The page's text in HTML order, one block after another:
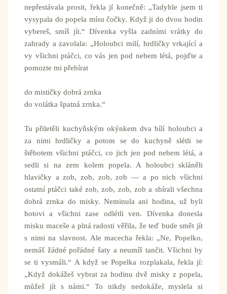
nepřestávala prosit, řekla jí konečně: „Tadyhle jsem ti
vysypala do popela mísu čočky. Když ji do dvou hodin
vybereš, smíš jít.“ Dívenka vyšla zadními vrátky do
zahrady a zavolala: „Holoubci milí, hrdličky vrkající a
vy všichni ptáčci, co vás jen pod nebem létá, pojďte a
pomozte mi přebírat
do mističky dobrá zrnka
do volátka špatná zrnka.“
Tu přiletěli kuchyňským okýnkem dva bílí holoubci a
za nimi hrdličky a potom se do kuchyně slétli se
štěbotem všichni ptáčci, co jich jen pod nebem létá, a
sedli si na zem kolem popela. A holoubci skláněli
hlavičky a zob, zob, zob, zob — a po nich všichni
ostatní ptáčci také zob, zob, zob, zob a sbírali všechna
dobrá zrnka do misky. Neminula ani hodina, už byli
hotovi a všichni zase odlétli ven. Dívenka donesla
misku maceše a plná radosti věřila, že teď bude smět jít
s nimi na slavnost. Ale macecha řekla: „Ne, Popelko,
nemáš žádné pořádné šaty a neumíš tančit. Všichni by
se ti vysmáli.“ A když se Popelka rozplakala, řekla jí:
„Když dokážeš vybrat za hodinu dvě misky z popela,
můžeš jít s námi.“ To nikdy nedokáže, myslela si